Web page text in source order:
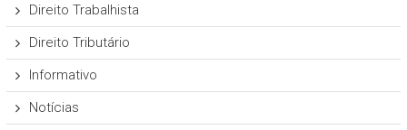
Direito Trabalhista
Direito Tributário
Informativo
Notícias